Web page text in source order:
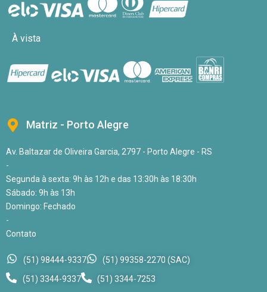
À vista
Matriz - Porto Alegre
Av. Baltazar de Oliveira Garcia, 2797 - Porto Alegre - RS
-
Segunda à sexta: 9h às 12h e das 13:30h às 18:30h
Sábado: 9h às 13h
Domingo: Fechado
-
Contato
(51) 98444-9337
(51) 99358-2270 (SAC)
(51) 3344-9337
(51) 3344-7253